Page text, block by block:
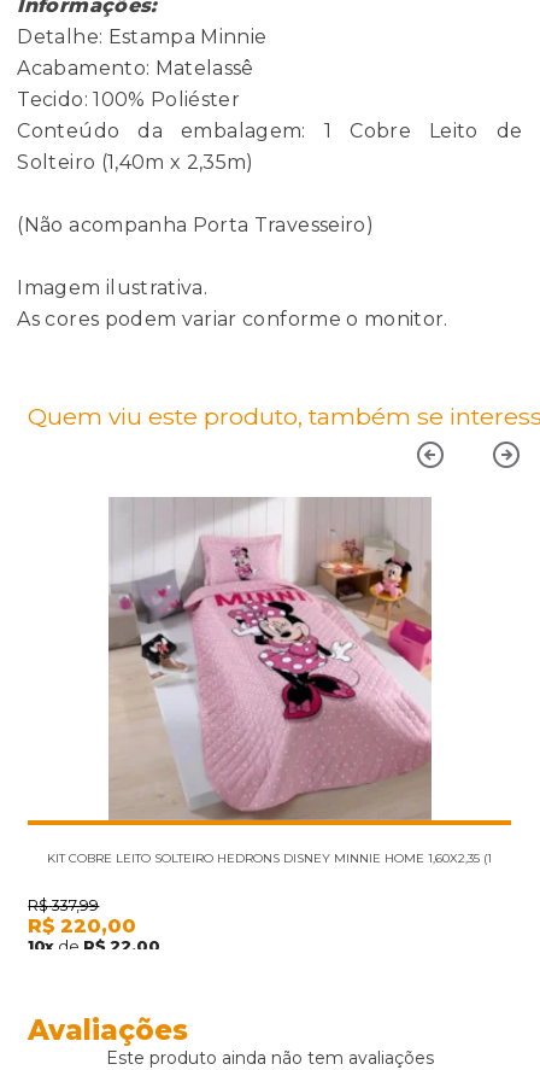
Informações:
Detalhe: Estampa Minnie
Acabamento: Matelassê
Tecido: 100% Poliéster
Conteúdo da embalagem: 1 Cobre Leito de
Solteiro (1,40m x 2,35m)
(Não acompanha Porta Travesseiro)
Imagem ilustrativa.
As cores podem variar conforme o monitor.
Quem viu este produto, também se
KIT COBRE LEITO SOLTEIRO HEDRONS DISNEY MINNIE HOME 1,60X2,35 (1
R$ 337,99
R$ 220,00
10x de R$22,00
Avaliações
Este produto ainda não tem avaliações